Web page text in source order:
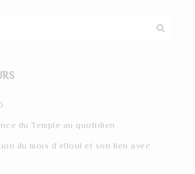
du Temple au quotidien
du mois d’elloul et son lien avec